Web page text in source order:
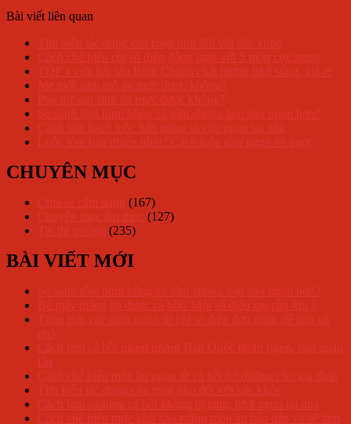
Bài viết liên quan
CHUYÊN MỤC
(167)
(127)
(235)
BÀI VIẾT MỚI